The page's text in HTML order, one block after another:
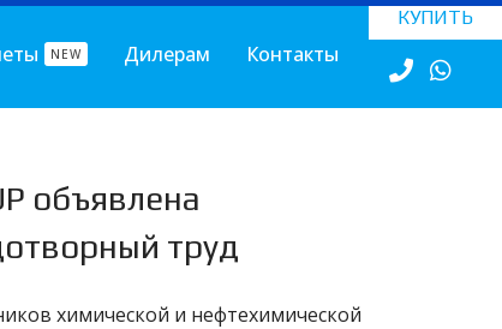
КУПИТЬ
NEW Дилерам Контакты
объявлена
труд
химической и нефтехимической